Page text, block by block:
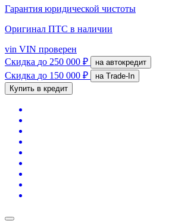
Гарантия юридической чистоты
Оригинал ПТС в наличии
vin VIN проверен
Скидка до 250 000 ₽ на автокредит
Скидка до 150 000 ₽
на Trade-In
Купить в кредит